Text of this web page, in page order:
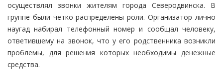
осуществлял звонки жителям города Северодвинска. В
группе были четко распределены роли. Организатор лично
наугад набирал телефонный номер и сообщал человеку,
ответившему на звонок, что у его родственника возникли
проблемы, для решения которых необходимы денежные
средства.